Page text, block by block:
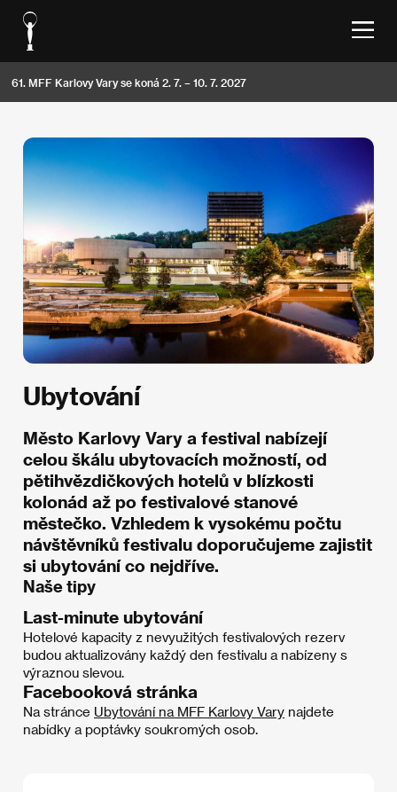
61. MFF Karlovy Vary se koná 2. 7. – 10. 7. 2027
Ubytování
Město Karlovy Vary a festival nabízejí
celou škálu ubytovacích možností, od
pětihvězdičkových hotelů v blízkosti
kolonád až po festivalové stanové
městečko. Vzhledem k vysokému počtu
návštěvníků festivalu doporučujeme zajistit
si ubytování co nejdříve.
Naše tipy
Last-minute ubytování
Hotelové kapacity z nevyužitých festivalových rezerv
budou aktualizovány každý den festivalu a nabízeny s
výraznou slevou.
Facebooková stránka
Na stránce Ubytování na MFF Karlovy Vary najdete
nabídky a poptávky soukromých osob.